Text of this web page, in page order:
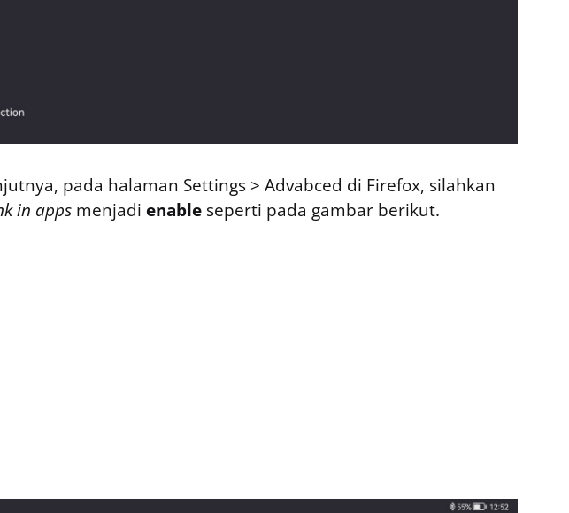
pada halaman Settings > Advabced di Firefox, silahkan
in apps menjadi enable seperti pada gambar berikut.